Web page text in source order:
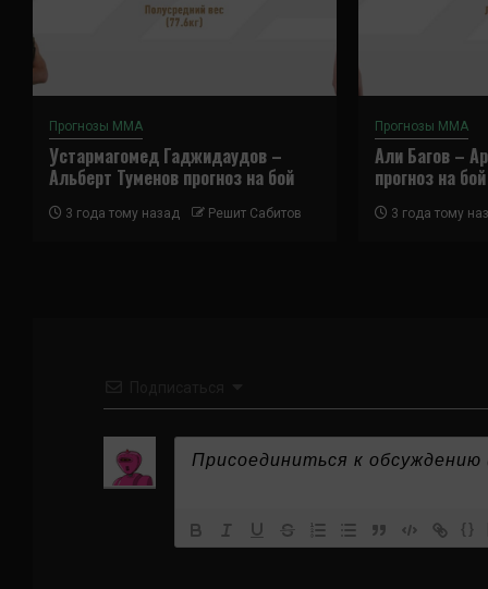
Прогнозы ММА
Устармагомед Гаджидаудов –
Альберт Туменов прогноз на бой
3 года тому назад Решит Сабитов
Прогнозы ММА
Али Багов –
прогноз на бой
3 года тому
{}